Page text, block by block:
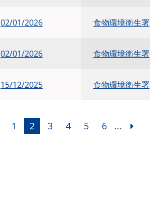
02/01/2026 食物環境衛生署
02/01/2026 食物環境衛生署
15/12/2025 食物環境衛生署
1 2 3 4 5 6 ...